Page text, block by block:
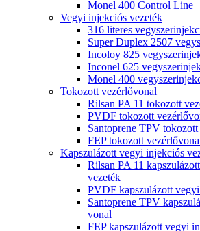
Monel 400 Control Line
Vegyi injekciós vezeték
316 literes
Super Duplex 2507
Incoloy 825
Inconel 625
Monel 400
Tokozott vezérlővonal
Rilsan PA 11 tokozott
PVDF tokozott
Santoprene TPV
FEP tokozott
Kapszulázott vegyi injekciós
Rilsan PA 11
vezeték
PVDF kapszulázott
Santoprene TPV
vonal
FEP kapszulázott vegyi